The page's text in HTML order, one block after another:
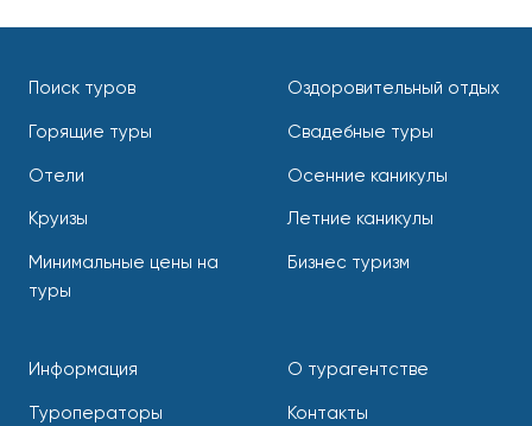
Поиск туров
Горящие туры
Отели
Круизы
Минимальные цены на
туры
Оздоровительный отдых
Свадебные туры
Осенние каникулы
Летние каникулы
Бизнес туризм
Информация
Туроператоры
О турагентстве
Контакты